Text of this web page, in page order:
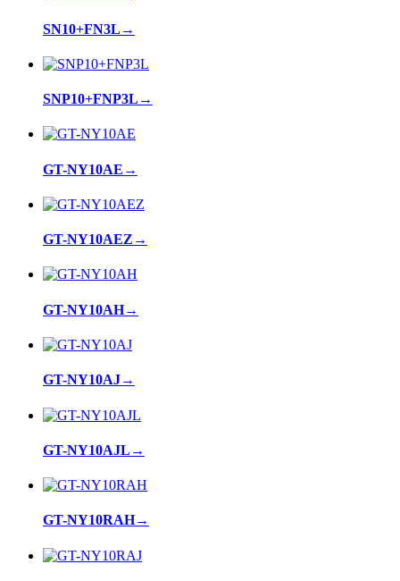
SN10+FN3L →
SNP10+FNP3L →
GT-NY10AE →
GT-NY10AEZ →
GT-NY10AH→
GT-NY10AJ→
GT-NY10AJL →
GT-NY10RAH→